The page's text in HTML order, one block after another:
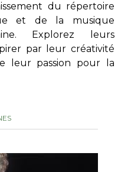
Orchestre de guitares
Concerto pour
Guitare et un autre
Musique de chambre
du répertoire
et de la musique
Explorez leurs
par leur créativité
leur passion pour la